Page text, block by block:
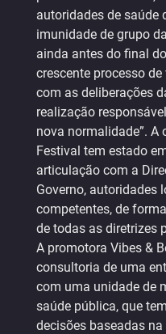
autoridades de saúde
imunidade de grupo
ainda antes do final
crescente processo
com as deliberações
realização
nova normalidade”.
Festival tem estado
articulação com a
Governo, autoridades
competentes, de
de todas as diretrizes
A promotora Vibes &
consultoria de uma
com uma unidade de
saúde pública, que
decisões baseadas